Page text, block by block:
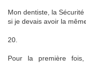
Mon dentiste, la
si je devais avoir la
20.
Pour la première